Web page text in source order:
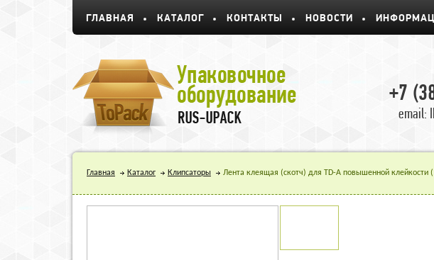
ГЛАВНАЯ КАТАЛОГ КОНТАКТЫ НОВОСТИ
+7
email:
Главная Каталог Клипсаторы Лента клеящая (скотч) для TD-А повышенной клейкости